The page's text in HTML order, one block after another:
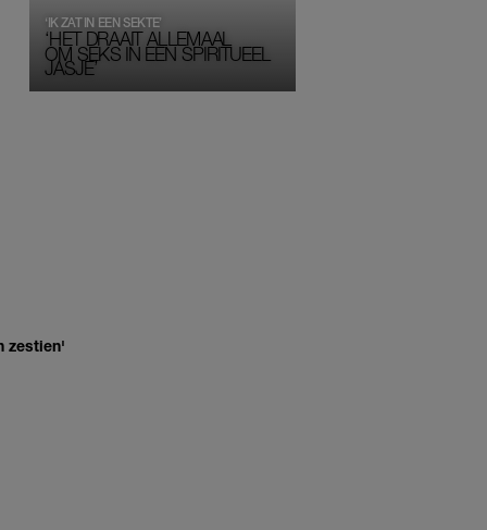
‘HET DRAAIT ALLEMAAL
OM SEKS IN EEN SPIRITUEEL
JASJE’
‘IK ZAT IN EEN SEKTE’
zestien'